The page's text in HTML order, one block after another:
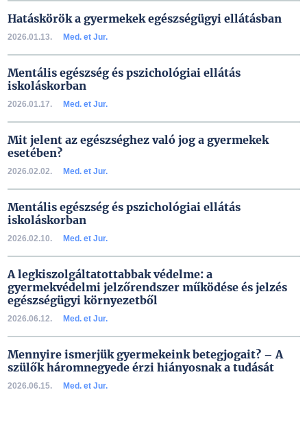
Hatáskörök a gyermekek egészségügyi ellátásban
2026.01.13. Med. et Jur.
Mentális egészség és pszichológiai ellátás
iskoláskorban
2026.01.17. Med. et Jur.
Mit jelent az egészséghez való jog a gyermekek
esetében?
2026.02.02. Med. et Jur.
Mentális egészség és pszichológiai ellátás
iskoláskorban
2026.02.10. Med. et Jur.
A legkiszolgáltatottabbak védelme: a
gyermekvédelmi jelzőrendszer működése és jelzés
egészségügyi környezetből
2026.06.12. Med. et Jur.
Mennyire ismerjük gyermekeink betegjogait? – A
szülők háromnegyede érzi hiányosnak a tudását
2026.06.15. Med. et Jur.